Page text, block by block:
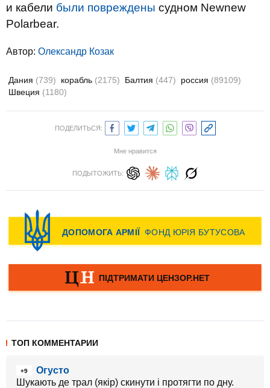
и кабели были повреждены судном Newnew
Polarbear.
Автор: Олександр Козак
Дания (739) корабль (2175) Балтия (447) россия (89109)
Швеция (1180)
ПОДЕЛИТЬСЯ:
Мне нравится
ПОДЫТОЖИТЬ:
ТОП КОММЕНТАРИИ
+9
Огусто
Шукають де трал (якір) скинути і протягти по дну.